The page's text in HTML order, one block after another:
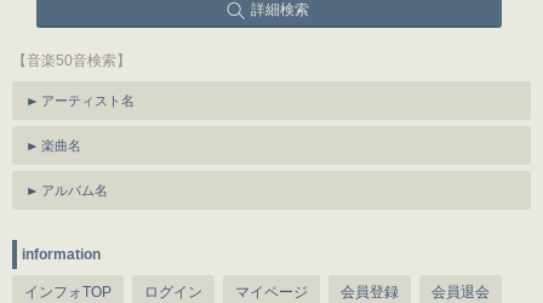
詳細検索
【音楽50音検索】
アーティスト名
楽曲名
アルバム名
information
インフォTOP ログイン マイページ 会員登録 会員退会